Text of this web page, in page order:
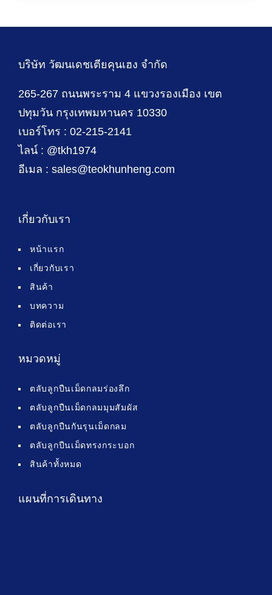
บริษัท วัฒนเดชเตียคุนเฮง จำกัด
265-267 ถนนพระราม 4 แขวงรองเมือง เขต
ปทุมวัน กรุงเทพมหานคร 10330
เบอร์โทร : 02-215-2141
ไลน์ : @tkh1974
อีเมล : sales@teokhunheng.com
เกี่ยวกับเรา
หน้าแรก
เกี่ยวกับเรา
สินค้า
บทความ
ติดต่อเรา
หมวดหมู่
ตลับลูกปืนเม็ดกลมร่องลึก
ตลับลูกปืนเม็ดกลมมุมสัมผัส
ตลับลูกปืนกันรุนเม็ดกลม
ตลับลูกปืนเม็ดทรงกระบอก
สินค้าทั้งหมด
แผนที่การเดินทาง